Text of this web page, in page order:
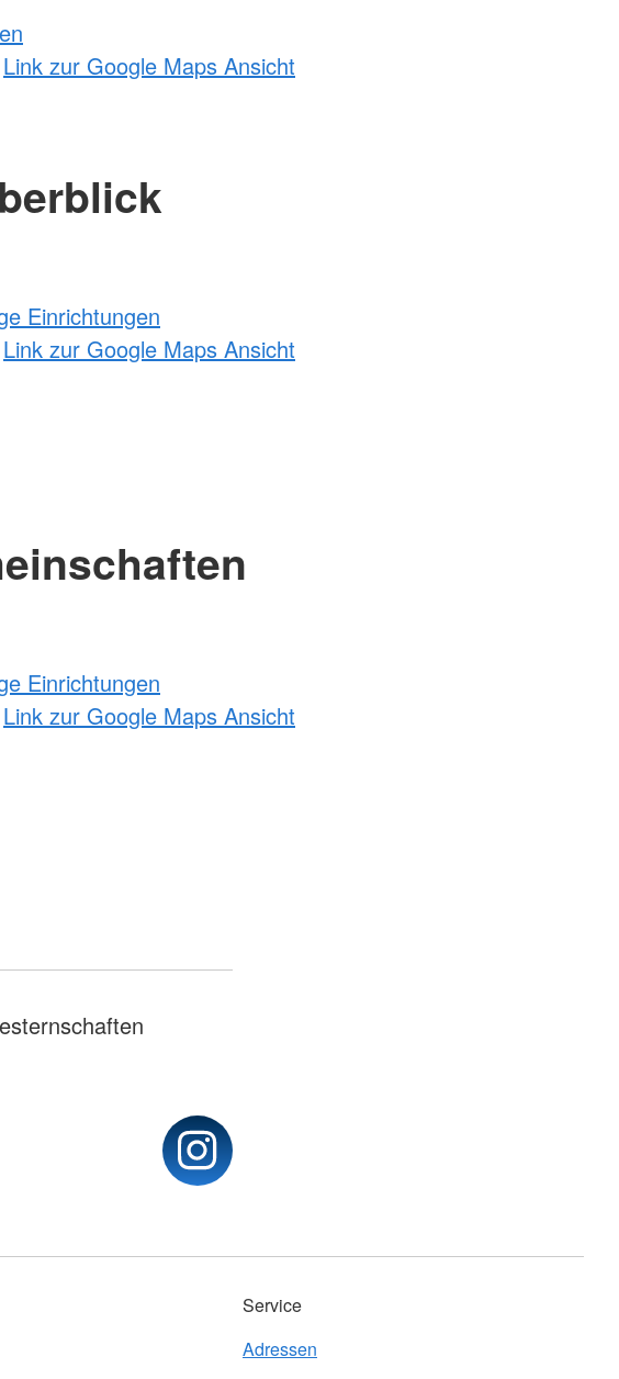
Link zur Google Maps Ansicht
Einrichtungen
Link zur Google Maps Ansicht
Einrichtungen
Link zur Google Maps Ansicht
Service
Adressen